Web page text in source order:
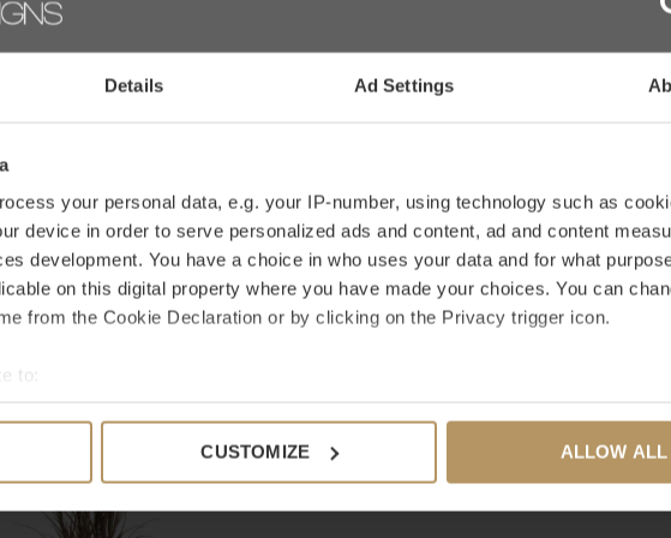
Details Ad Settings
your personal data, e.g. your IP-number, using technology such as
device in order to serve personalized ads and content, ad and content
development. You have a choice in who uses your data and for what
on this digital property where you have made your choices. You can
from the Cookie Declaration or by clicking on the Privacy trigger icon.
to:
your geographical location which can be accurate to within several meters
content and ads, to provide social media features and to analyse our traffic.
CUSTOMIZE ALLOW ALL
familiebedrijf met
en kleurrijker met kunstbloemen- en
je op zoek naar een specifiek product?
JE BEOORDELING